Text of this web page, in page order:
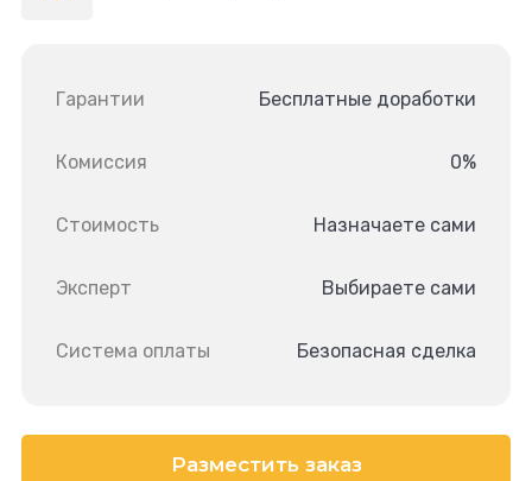
Гарантии Бесплатные доработки
Комиссия 0%
Стоимость Назначаете сами
Эксперт Выбираете сами
Система оплаты Безопасная сделка
Разместить заказ